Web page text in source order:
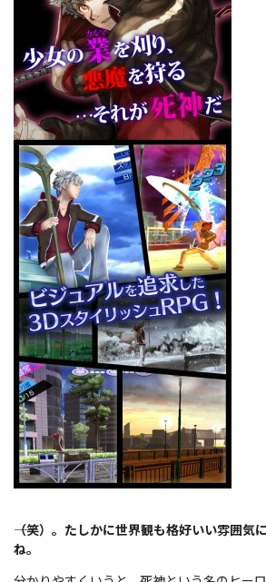
――（笑）。たしかに世界観も格好いい雰囲気
ね。